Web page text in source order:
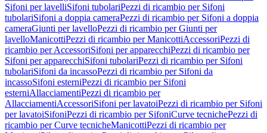
Sifoni per lavelliSifoni tubolariPezzi di ricambio per Sifoni
tubolariSifoni a doppia cameraPezzi di ricambio per Sifoni a doppia
cameraGiunti per lavelloPezzi di ricambio per Giunti per
lavelloManicottiPezzi di ricambio per ManicottiAccessoriPezzi di
ricambio per AccessoriSifoni per apparecchiPezzi di ricambio per
Sifoni per apparecchiSifoni tubolariPezzi di ricambio per Sifoni
tubolariSifoni da incassoPezzi di ricambio per Sifoni da
incassoSifoni esterniPezzi di ricambio per Sifoni
esterniAllacciamentiPezzi di ricambio per
AllacciamentiAccessoriSifoni per lavatoiPezzi di ricambio per Sifoni
per lavatoiSifoniPezzi di ricambio per SifoniCurve tecnichePezzi di
ricambio per Curve tecnicheManicottiPezzi di ricambio per